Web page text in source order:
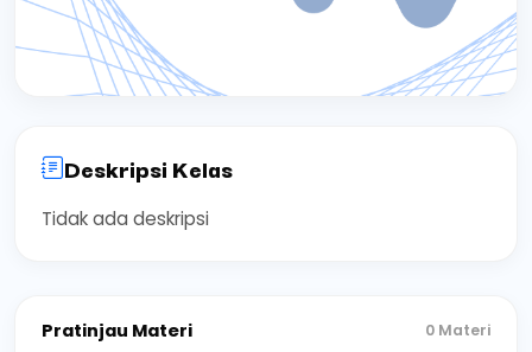
Deskripsi Kelas
Tidak ada deskripsi
Pratinjau Materi 0 Materi